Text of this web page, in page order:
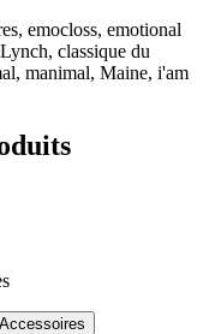
emocloss, emotional
classique du
manimal, Maine, i'am
Accessoires